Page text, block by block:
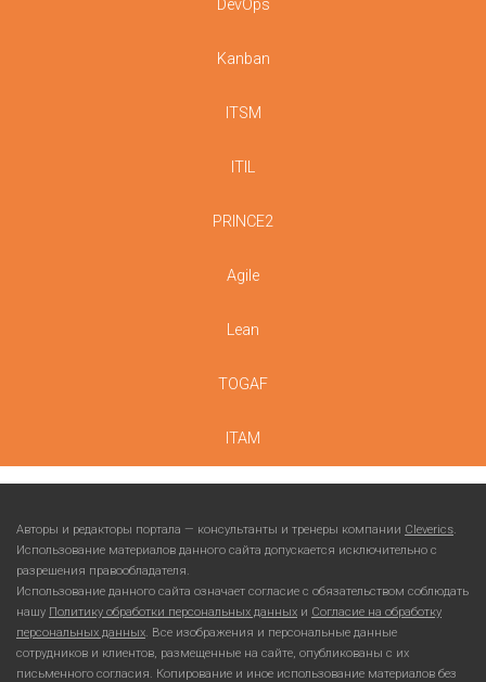
DevOps
Kanban
ITSM
ITIL
PRINCE2
Agile
Lean
TOGAF
ITAM
Авторы и редакторы портала — консультанты и тренеры компании Cleverics.
Использование материалов данного сайта допускается исключительно с
разрешения правообладателя.
Использование данного сайта означает согласие с обязательством соблюдать
нашу Политику обработки персональных данных и Согласие на обработку
персональных данных. Все изображения и персональные данные
сотрудников и клиентов, размещенные на сайте, опубликованы с их
письменного согласия. Копирование и иное использование материалов без